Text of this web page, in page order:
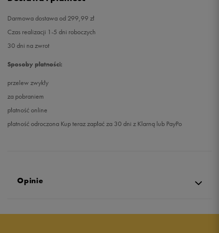
Darmowa dostawa od 299,99 zł
Czas realizacji 1-5 dni roboczych
30 dni na zwrot
Sposoby płatności:
przelew zwykły
za pobraniem
płatność online
płatność odroczona Kup teraz zapłać za 30 dni z Klarną lub PayPo
Opinie
5.0